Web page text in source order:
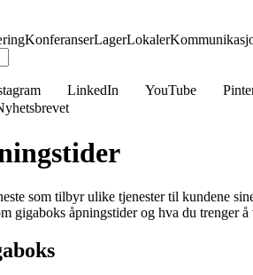
KonferanserLagerLokaler
LinkedIn YouTube
som tilbyr ulike tjenester til kundene
gigaboks åpningstider og hva du trenger å